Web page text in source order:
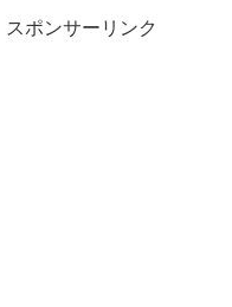
スポンサーリンク